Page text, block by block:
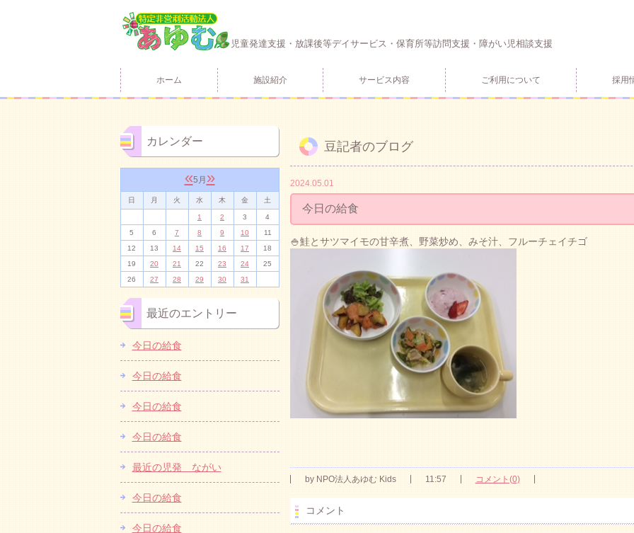
児童発達支援・放課後等デイサービス・保育所等訪問支援・障がい児相談支援
ホーム 施設紹介 サービス内容 ご利用について 採用
豆記者のブログ
2024.05.01
今日の給食
🍚鮭とサツマイモの甘辛煮、野菜炒め、みそ汁、フルーチェイチゴ
byNPO法人あゆむ Kids 11:57 コメント(0)
コメント
カレンダー
«5月 »
日 月 火 水 木 金 土
1 2 3
4
5
6 7 8 9 10
11
12
13 14 15 16 17
18
19
20 21 22 23 24
25
26
27 28 29 30 31
最近のエントリー
今日の給食
今日の給食
今日の給食
今日の給食
最近の児発 ながい
今日の給食
今日の給食